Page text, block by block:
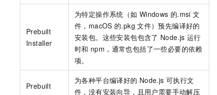
Prebuilt
Installer
为特定操作系统（如 Windows 的.msi 文
件，macOS 的.pkg 文件）预先编译好的
安装包。这些安装包包含了 Node.js 运行
时和 npm，通常也包括了一些必要的依赖
项。
Prebuilt
为各种平台编译好的 Node.js 可执行文
件，没有安装向导，且用户需要手动解压